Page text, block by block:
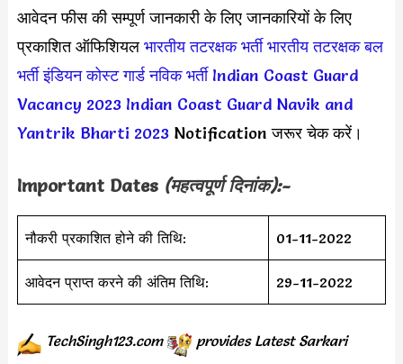
आवेदन फीस की सम्पूर्ण जानकारी के लिए जानकारियों के लिए
प्रकाशित ऑफिशियल भारतीय तटरक्षक भर्ती भारतीय तटरक्षक बल
भर्ती इंडियन कोस्ट गार्ड नविक भर्ती Indian Coast Guard
Vacancy 2023 Indian Coast Guard Navik and
Yantrik Bharti 2023Notification जरूर चेक करें।
Important Dates (महत्वपूर्ण दिनांक):-
नौकरी प्रकाशित होने की तिथि: 01-11-2022
आवेदन प्राप्त करने की अंतिम तिथि: 29-11-2022
TechSingh123.com provides Latest Sarkari